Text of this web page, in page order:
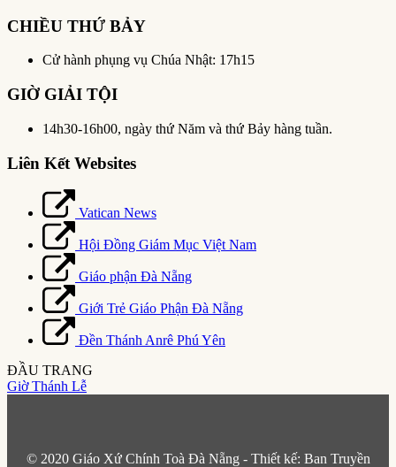
CHIỀU THỨ BẢY
Cử hành phụng vụ Chúa Nhật: 17h15
GIỜ GIẢI TỘI
14h30-16h00, ngày thứ Năm và thứ Bảy hàng tuần.
Liên Kết Websites
Vatican News
Hội Đồng Giám Mục Việt Nam
Giáo phận Đà Nẵng
Giới Trẻ Giáo Phận Đà Nẵng
Đền Thánh Anrê Phú Yên
ĐẦU TRANG
Giờ Thánh Lễ
© 2020 Giáo Xứ Chính Toà Đà Nẵng - Thiết kế: Ban Truyền